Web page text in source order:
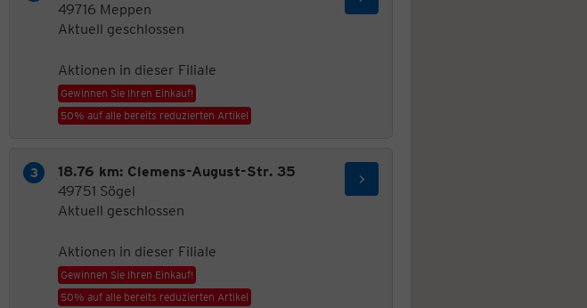
49716 Meppen
Aktuell geschlossen
Aktionen in dieser Filiale
Gewinnen Sie Ihren Einkauf!
50% auf alle bereits reduzierten Artikel
18.76 km: Clemens-August-Str. 35
49751 Sögel
Aktuell geschlossen
Aktionen in dieser Filiale
Gewinnen Sie Ihren Einkauf!
50% auf alle bereits reduzierten Artikel